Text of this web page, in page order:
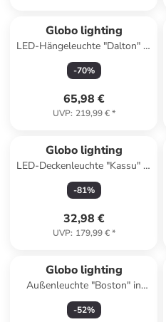
Globo lighting
LED-Hängeleuchte "Dalton" in
Schwarz - (L)90 x (B)15 x
(H)130 cm
-70%
65,98 €
UVP: 219,99 €*
Globo lighting
LED-Deckenleuchte "Kassu" in
Hellbraun/ Schwarz - (L)72 x
(B)27 x (H)18 cm
-81%
32,98 €
UVP: 179,99 €*
Globo lighting
Außenleuchte "Boston" in
Schwarz - (H)110 cm
-52%